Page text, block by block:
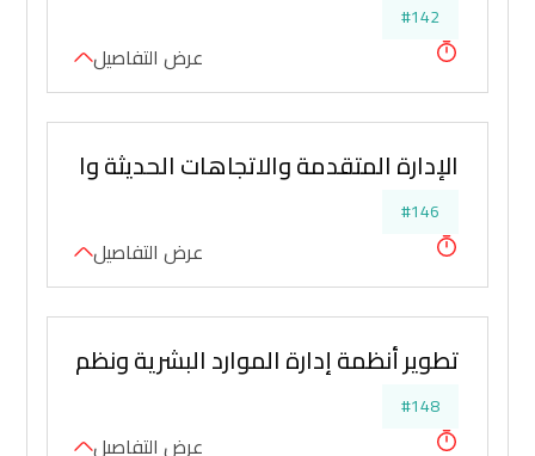
#142
عرض التفاصيل
الإدارة المتقدمة والاتجاهات الحديثة
#146
عرض التفاصيل
تطوير أنظمة إدارة الموارد البشرية ونظم
#148
عرض التفاصيل